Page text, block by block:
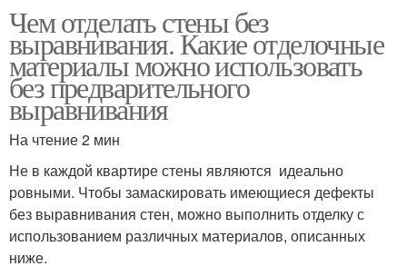
Чем отделать стены без
выравнивания. Какие отделочные
материалы можно использовать
без предварительного
выравнивания
На чтение 2 мин
Не в каждой квартире стены являются идеально
ровными. Чтобы замаскировать имеющиеся дефекты
без выравнивания стен, можно выполнить отделку с
использованием различных материалов, описанных
ниже.